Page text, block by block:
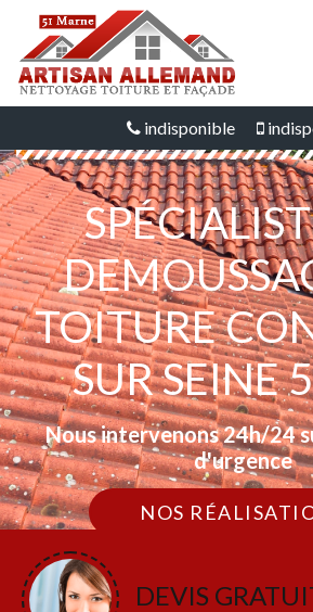
indisponible
TOITURE
SUR SEINE
Nous intervenons 24h/24
d'urgence
NOS
DEVIS